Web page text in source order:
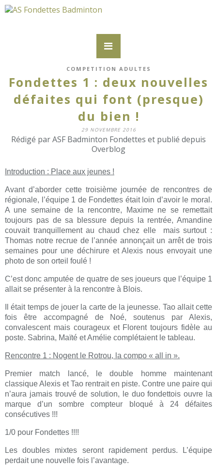
COMPETITION ADULTES
Fondettes 1 : deux nouvelles
défaites qui font (presque)
du bien !
29 NOVEMBRE 2016
Rédigé par ASF Badminton Fondettes et publié depuis
Overblog
Introduction : Place aux jeunes !
Avant d’aborder cette troisième journée de rencontres de
régionale, l’équipe 1 de Fondettes était loin d’avoir le moral.
A une semaine de la rencontre, Maxime ne se remettait
toujours pas de sa blessure depuis la rentrée, Amandine
couvait tranquillement au chaud chez elle mais surtout :
Thomas notre recrue de l’année annonçait un arrêt de trois
semaines pour une déchirure et Alexis nous envoyait une
photo de son orteil foulé !
C’est donc amputée de quatre de ses joueurs que l’équipe 1
allait se présenter à la rencontre à Blois.
Il était temps de jouer la carte de la jeunesse. Tao allait cette
fois être accompagné de Noé, soutenus par Alexis,
convalescent mais courageux et Florent toujours fidèle au
poste. Sabrina, Maïté et Amélie complétaient le tableau.
Rencontre 1 : Nogent le Rotrou, la compo « all in ».
Premier match lancé, le double homme maintenant
classique Alexis et Tao rentrait en piste. Contre une paire qui
n’aura jamais trouvé de solution, le duo fondettois ouvre la
marque d’un sombre compteur bloqué à 24 défaites
consécutives !!!
1/0 pour Fondettes !!!!
Les doubles mixtes seront rapidement perdus. L’équipe
perdait une nouvelle fois l’avantage.